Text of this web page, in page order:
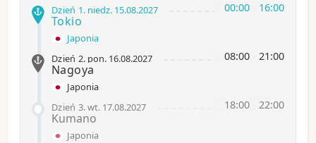
00:00 16:00
Dzień 1. niedz. 15.08.2027
Tokio
Japonia
08:00 21:00
Dzień 2. pon. 16.08.2027
Nagoya
Japonia
18:00 22:00
Dzień 3.wt. 17.08.2027
Kumano
Japonia